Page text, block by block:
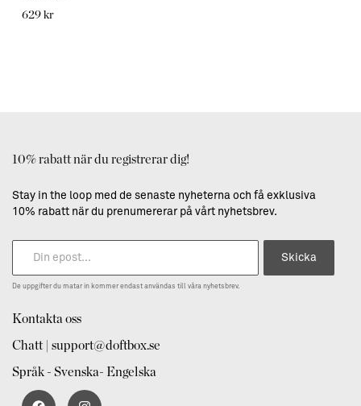
629 kr
10% rabatt när du registrerar dig!
Stay in the loop med de senaste nyheterna och få exklusiva
10% rabatt när du prenumererar på vårt nyhetsbrev.
Skicka
De uppgifter du matar in kommer endast användas till våra nyhetsbrev.
Kontakta oss
Chatt | support@doftbox.se
Språk - Svenska- Engelska